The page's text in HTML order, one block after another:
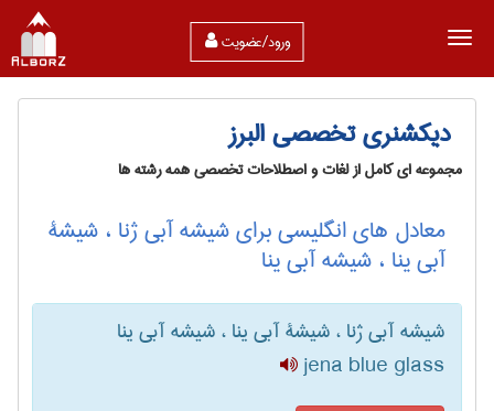
ورود/عضویت
دیکشنری تخصصی البرز
مجموعه ای کامل از لغات و اصطلاحات تخصصی همه رشته ها
معادل های انگلیسی برای شیشه آبی ژنا ، شیشۀ
آبی ینا ، شیشه آبی ینا
شیشه آبی ژنا ، شیشۀ آبی ینا ، شیشه آبی ینا
jena blue glass